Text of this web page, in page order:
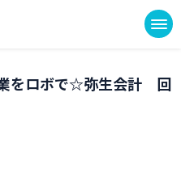
をロボで☆弥生会計 回